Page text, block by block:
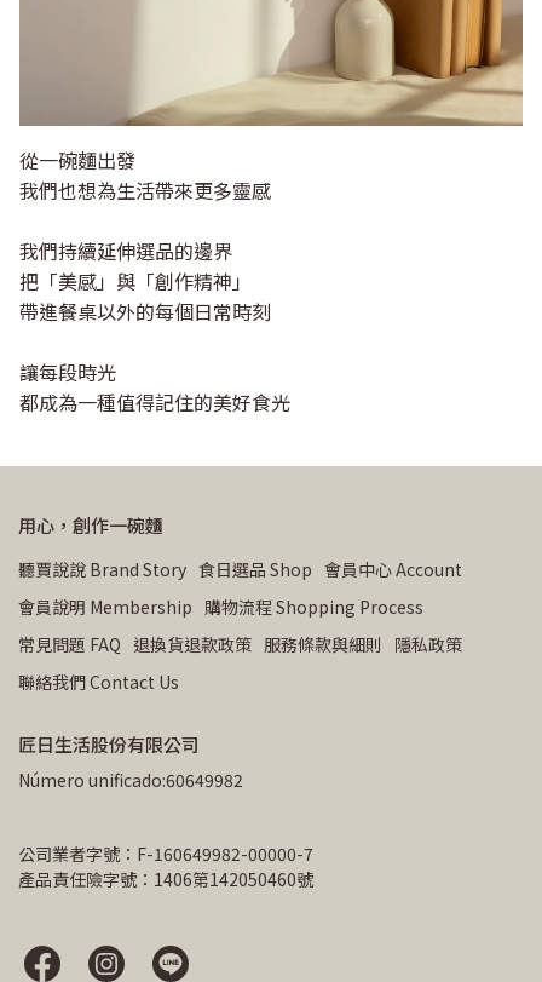
從一碗麵出發
我們也想為生活帶來更多靈感
我們持續延伸選品的邊界
把「美感」與「創作精神」
帶進餐桌以外的每個日常時刻
讓每段時光
都成為一種值得記住的美好食光
用心，創作一碗麵
聽賈說說 Brand Story 食日選品 Shop 會員中心 Account
會員說明 Membership 購物流程 Shopping Process
常見問題 FAQ 退換貨退款政策 服務條款與細則
隱私政策
聯絡我們 Contact Us
匠日生活股份有限公司
Número unificado:60649982
公司業者字號：F-160649982-00000-7
產品責任險字號：1406第142050460號